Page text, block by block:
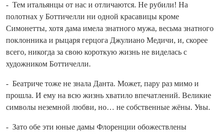
- Тем итальянцы от нас и отличаются. Не рубили! На
полотнах у Боттичелли ни одной красавицы кроме
Симонетты, хотя дама имела знатного мужа, весьма знатного
поклонника и рыцаря герцога Джулиано Медичи, и, скорее
всего, нико­гда за свою короткую жизнь не виделась с
художником Боттичелли.
- Беатриче тоже не знала Данта. Может, пару раз мимо и
прошла. И ему на всю жизнь хватило впечатлений. Великие
символы неземной любви, но… не собственные жёны. Увы.
- Зато обе эти юные дамы Флоренции обожествлены